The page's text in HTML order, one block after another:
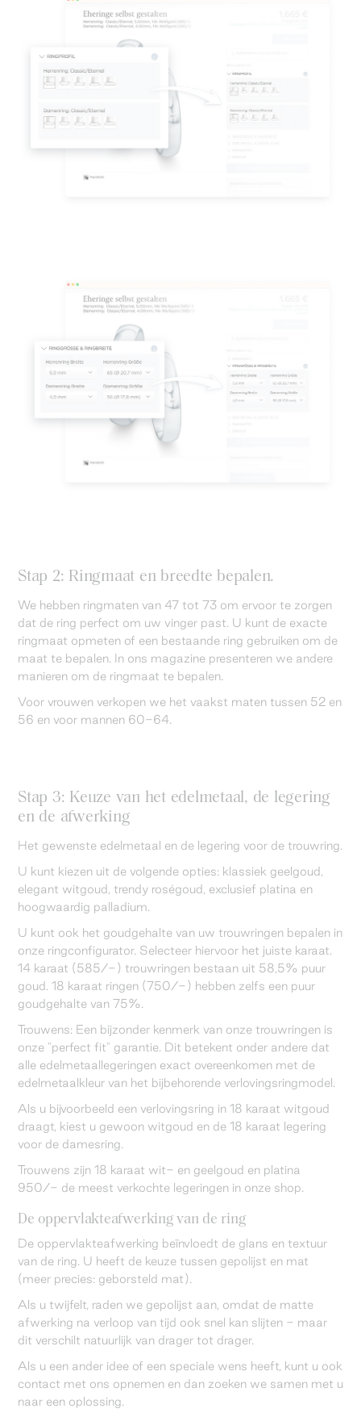
Stap 2: Ringmaat en breedte bepalen.
We hebben ringmaten van 47 tot 73 om ervoor te zorgen
dat de ring perfect om uw vinger past. U kunt de exacte
ringmaat opmeten of een bestaande ring gebruiken om de
maat te bepalen. In ons magazine presenteren we andere
manieren om de ringmaat te bepalen.
Voor vrouwen verkopen we het vaakst maten tussen 52 en
56 en voor mannen 60-64.
Stap 3: Keuze van het edelmetaal, de legering
en de afwerking
Het gewenste edelmetaal en de legering voor de trouwring.
U kunt kiezen uit de volgende opties: klassiek geelgoud,
elegant witgoud, trendy roségoud, exclusief platina en
hoogwaardig palladium.
U kunt ook het goudgehalte van uw trouwringen bepalen in
onze ringconfigurator. Selecteer hiervoor het juiste karaat.
14 karaat (585/-) trouwringen bestaan uit 58,5% puur
goud. 18 karaat ringen (750/-) hebben zelfs een puur
goudgehalte van 75%.
Trouwens: Een bijzonder kenmerk van onze trouwringen is
onze "perfect fit" garantie. Dit betekent onder andere dat
alle edelmetaallegeringen exact overeenkomen met de
edelmetaalkleur van het bijbehorende verlovingsringmodel.
Als u bijvoorbeeld een verlovingsring in 18 karaat witgoud
draagt, kiest u gewoon witgoud en de 18 karaat legering
voor de damesring.
Trouwens zijn 18 karaat wit- en geelgoud en platina
950/- de meest verkochte legeringen in onze shop.
De oppervlakteafwerking van de ring
De oppervlakteafwerking beïnvloedt de glans en textuur
van de ring. U heeft de keuze tussen gepolijst en mat
(meer precies: geborsteld mat).
Als u twijfelt, raden we gepolijst aan, omdat de matte
afwerking na verloop van tijd ook snel kan slijten - maar
dit verschilt natuurlijk van drager tot drager.
Als u een ander idee of een speciale wens heeft, kunt u ook
contact met ons opnemen en dan zoeken we samen met u
naar een oplossing.